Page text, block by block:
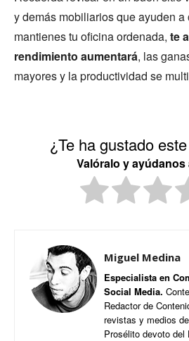
y demás mobiliarios que ayuden
mantienes tu oficina ordenada, te
rendimiento aumentará, las
mayores y la productividad se
¿Te ha gustado
Valóralo y ayúdanos
Miguel Medina
Especialista en
Social Media.
Redactor de
revistas y medios
Prosélito devoto del